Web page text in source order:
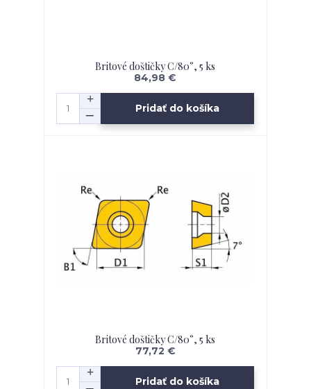
Britové doštičky C/80°, 5 ks
84,98 €
Pridať do košíka
Britové doštičky C/80°, 5 ks
77,72 €
Pridať do košíka